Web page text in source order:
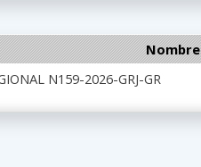
Nombre
N159-2026-GRJ-GR